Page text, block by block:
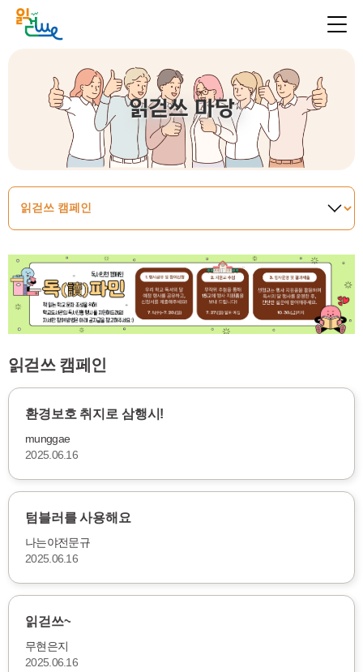
읽걷쓰 마당
읽걷쓰 캠페인
환경보호 취지로 삼행시!
munggae
2025.06.16
텀블러를 사용해요
나는야전문규
2025.06.16
읽걷쓰~
무현은지
2025.06.16